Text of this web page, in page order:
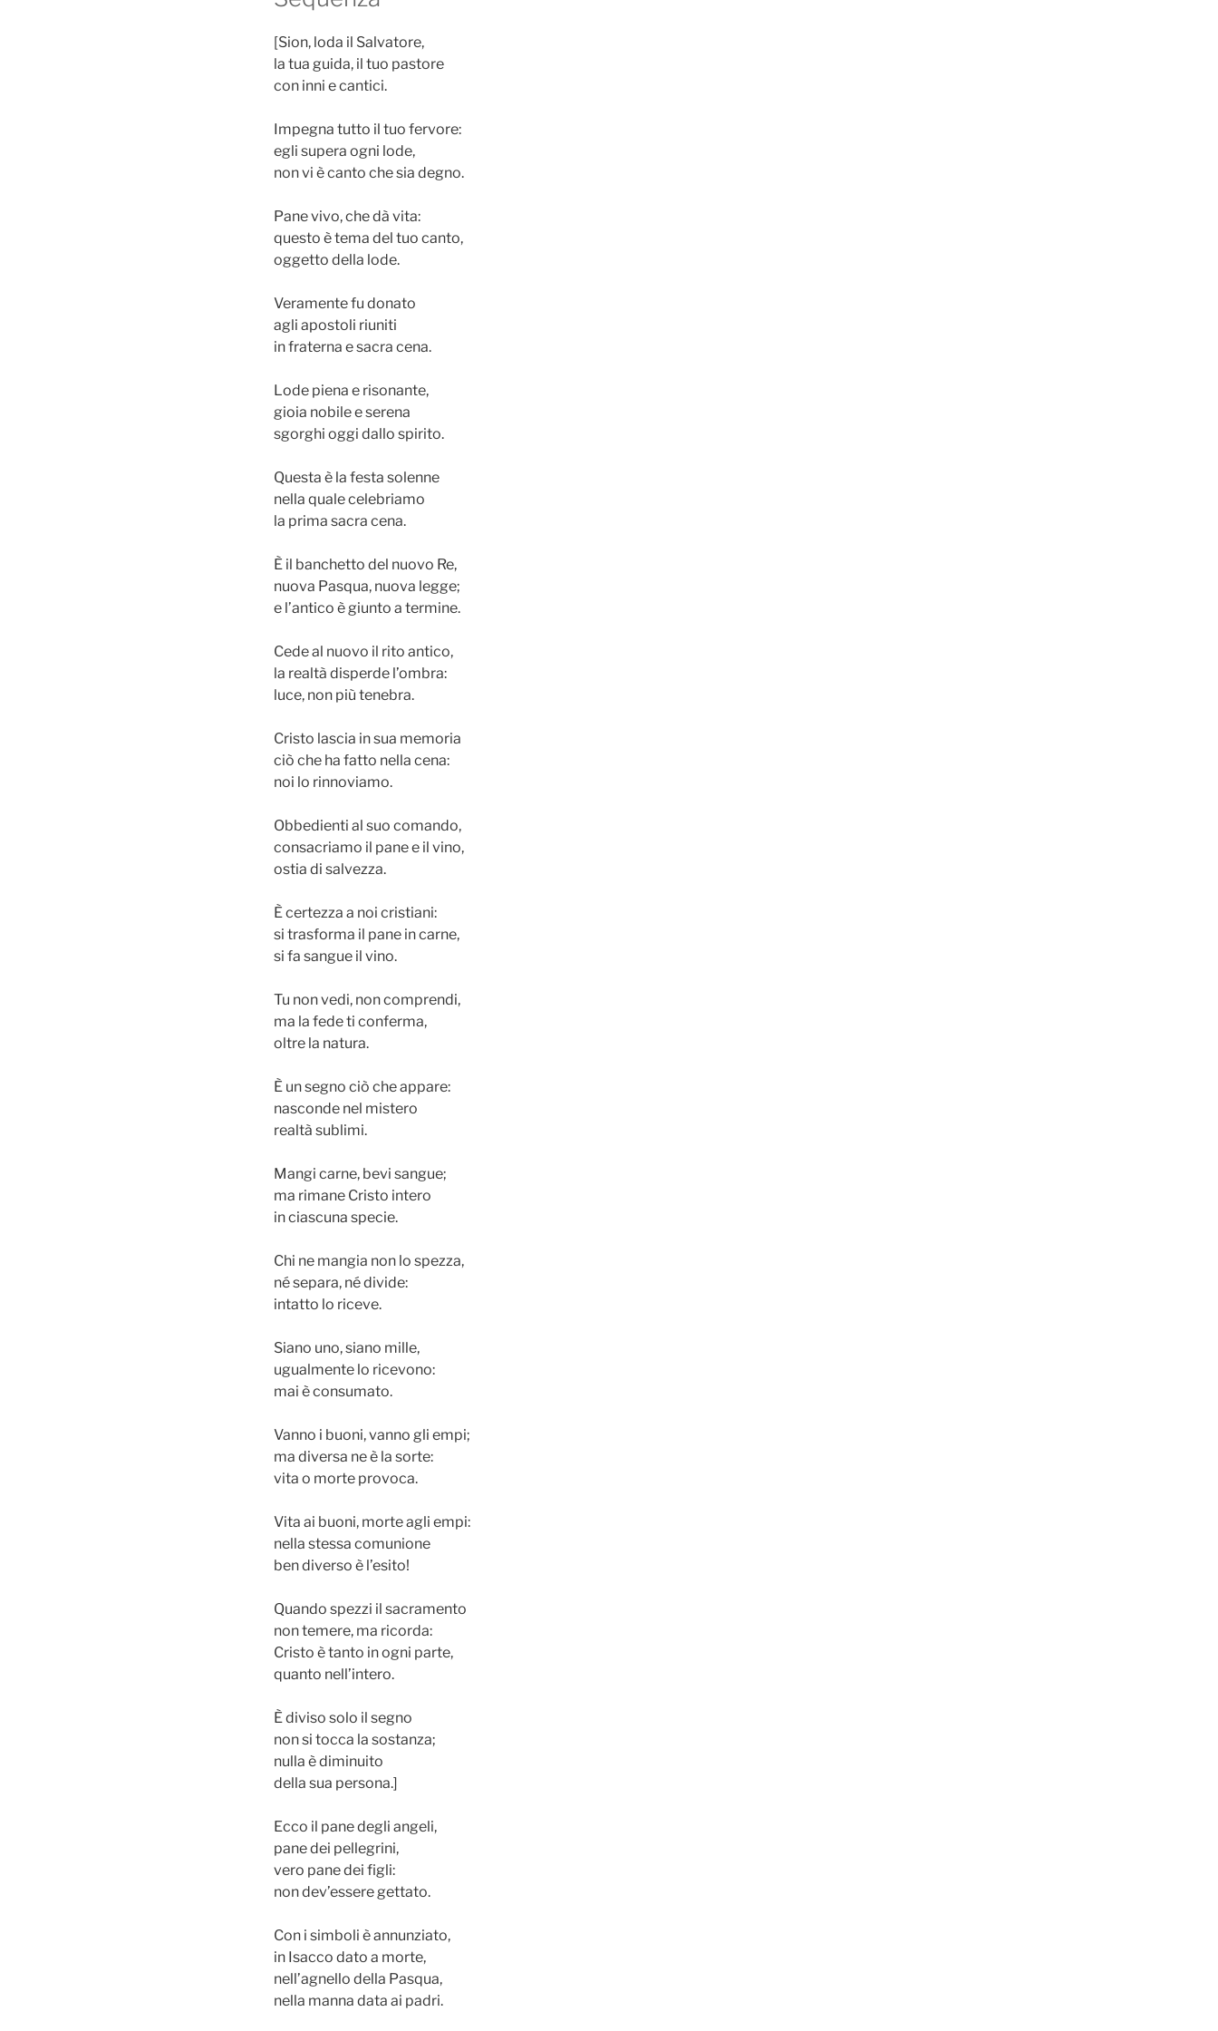
[Sion, loda il Salvatore,
la tua guida, il tuo pastore
con inni e cantici.
Impegna tutto il tuo fervore:
egli supera ogni lode,
non vi è canto che sia degno.
Pane vivo, che dà vita:
questo è tema del tuo canto,
oggetto della lode.
Veramente fu donato
agli apostoli riuniti
in fraterna e sacra cena.
Lode piena e risonante,
gioia nobile e serena
sgorghi oggi dallo spirito.
Questa è la festa solenne
nella quale celebriamo
la prima sacra cena.
È il banchetto del nuovo Re,
nuova Pasqua, nuova legge;
e l’antico è giunto a termine.
Cede al nuovo il rito antico,
la realtà disperde l’ombra:
luce, non più tenebra.
Cristo lascia in sua memoria
ciò che ha fatto nella cena:
noi lo rinnoviamo.
Obbedienti al suo comando,
consacriamo il pane e il vino,
ostia di salvezza.
È certezza a noi cristiani:
si trasforma il pane in carne,
si fa sangue il vino.
Tu non vedi, non comprendi,
ma la fede ti conferma,
oltre la natura.
È un segno ciò che appare:
nasconde nel mistero
realtà sublimi.
Mangi carne, bevi sangue;
ma rimane Cristo intero
in ciascuna specie.
Chi ne mangia non lo spezza,
né separa, né divide:
intatto lo riceve.
Siano uno, siano mille,
ugualmente lo ricevono:
mai è consumato.
Vanno i buoni, vanno gli empi;
ma diversa ne è la sorte:
vita o morte provoca.
Vita ai buoni, morte agli empi:
nella stessa comunione
ben diverso è l’esito!
Quando spezzi il sacramento
non temere, ma ricorda:
Cristo è tanto in ogni parte,
quanto nell’intero.
È diviso solo il segno
non si tocca la sostanza;
nulla è diminuito
della sua persona.]
Ecco il pane degli angeli,
pane dei pellegrini,
vero pane dei figli:
non dev’essere gettato.
Con i simboli è annunziato,
in Isacco dato a morte,
nell’agnello della Pasqua,
nella manna data ai padri.